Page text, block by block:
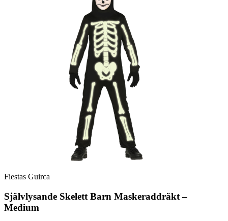
Fiestas Guirca
Självlysande Skelett Barn Maskeraddräkt –
Medium